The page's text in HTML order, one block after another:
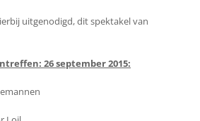
uitgenodigd, dit spektakel van
26 september 2015: